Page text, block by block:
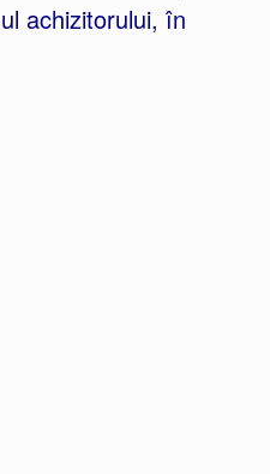
achizitorului, în